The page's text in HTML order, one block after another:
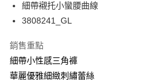
全盈+PAY
相關說明
【關於「AFTEE先享後付」】
AFTEE先享後付是「在收到商品之後才付
ATM付款
細帶襯托小蠻腰曲線
3808241_GL
銷售重點
細帶小性感三角褲
華麗優雅細緻刺繡蕾絲